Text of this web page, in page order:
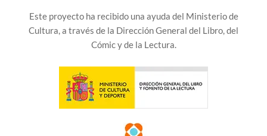
Este proyecto ha recibido una ayuda del Ministerio de
Cultura, a través de la Dirección General del Libro, del
Cómic y de la Lectura.